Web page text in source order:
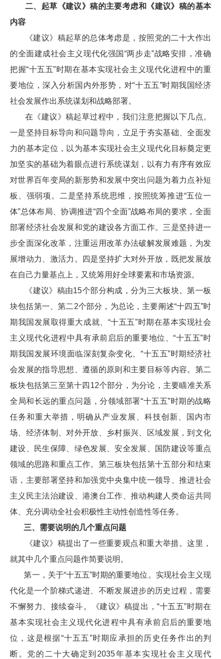
二、起草《建议》稿的主要考虑和《建议》稿的基本
内容
《建议》稿起草的总体考虑是，按照党的二十大作出
的全面建成社会主义现代化强国“两步走”战略安排，准确
把握“十五五”时期在基本实现社会主义现代化进程中的重
要地位，深入分析国内外形势，对“十五五”时期我国经济
社会发展作出系统谋划和战略部署。
在《建议》稿起草过程中，我们注意把握以下几点。
一是坚持目标导向和问题导向，立足于夯实基础、全面发
力的基本定位，以为基本实现社会主义现代化目标奠定更
加坚实的基础为着眼点进行系统谋划，以有力有序有效应
对世界百年变局的新形势和发展中突出问题为着力点补短
板、强弱项。二是坚持系统思维，按照统筹推进“五位一
体”总体布局、协调推进“四个全面”战略布局的要求，全面
部署经济社会发展和党的建设各方面工作。三是坚持进一
步全面深化改革，注重运用改革办法破解发展难题，为发
展增动力、激活力。四是坚持扩大对外开放，既把发展放
在自己力量基点上，又统筹用好全球要素和市场资源。
《建议》稿由15个部分构成，分为三大板块。第一板
块包括第一、第二2个部分，为总论，主要阐述“十四五”时
期我国发展取得重大成就、“十五五”时期在基本实现社会
主义现代化进程中具有承前启后的重要地位、“十五五”时
期我国发展环境面临深刻复杂变化、“十五五”时期经济社
会发展的指导思想、遵循的原则和主要目标等内容。第二
板块包括第三至第十四12个部分，为分论，主要瞄准关系
全局和长远的重点问题，分领域部署“十五五”时期的战略
任务和重大举措，明确从产业发展、科技创新、国内市
场、经济体制、对外开放、乡村振兴、区域发展，到文化
建设、民生保障、绿色发展、安全发展、国防建设等重点
领域的思路和重点工作。第三板块包括第十五部分和结束
语，主要部署坚持和加强党中央集中统一领导、推进社会
主义民主法治建设、港澳台工作、推动构建人类命运共同
体、充分调动全社会积极性主动性创造性等任务。
三、需要说明的几个重点问题
《建议》稿提出了一些重要观点和重大举措。这里，
就其中几个重点问题作简要说明。
第一，关于“十五五”时期的重要地位。实现社会主义现
代化是一个阶梯式递进、不断发展进步的历史过程，需要
不懈努力、接续奋斗。《建议》稿提出，“十五五”时期在
基本实现社会主义现代化进程中具有承前启后的重要地
位，这是根据“十五五”时期应承担的历史任务作出的判
断。党的二十大确定到2035年基本实现社会主义现代